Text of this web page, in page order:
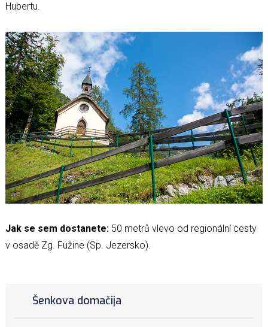
Hubertu.
Jak se sem dostanete:50 metrů vlevo od regionální cesty
v osadě Zg. Fužine (Sp. Jezersko).
Šenkova domačija